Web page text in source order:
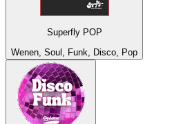
Superfly POP
Wenen, Soul, Funk, Disco, Pop